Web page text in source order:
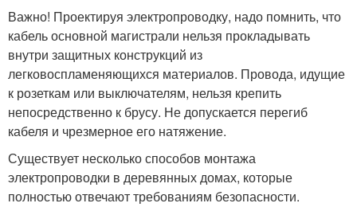
Важно! Проектируя электропроводку, надо помнить, что
кабель основной магистрали нельзя прокладывать
внутри защитных конструкций из
легковоспламеняющихся материалов. Провода, идущие
к розеткам или выключателям, нельзя крепить
непосредственно к брусу. Не допускается перегиб
кабеля и чрезмерное его натяжение.
Существует несколько способов монтажа
электропроводки в деревянных домах, которые
полностью отвечают требованиям безопасности.